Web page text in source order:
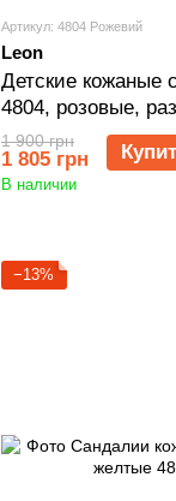
Артикул: 4804 Рожевий
Leon
Детские кожаные
4804, розовые,
1 900 грн
1 805 грн
В наличии
−13%